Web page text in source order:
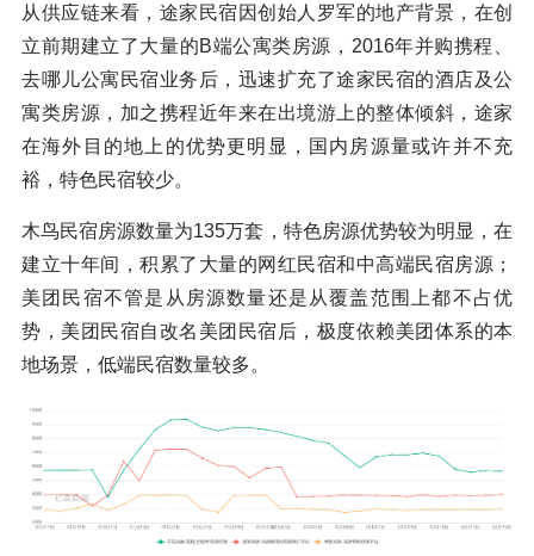
从供应链来看，途家民宿因创始人罗军的地产背景，在创
立前期建立了大量的B端公寓类房源，2016年并购携程、
去哪儿公寓民宿业务后，迅速扩充了途家民宿的酒店及公
寓类房源，加之携程近年来在出境游上的整体倾斜，途家
在海外目的地上的优势更明显，国内房源量或许并不充
裕，特色民宿较少。
木鸟民宿房源数量为135万套，特色房源优势较为明显，在
建立十年间，积累了大量的网红民宿和中高端民宿房源；
美团民宿不管是从房源数量还是从覆盖范围上都不占优
势，美团民宿自改名美团民宿后，极度依赖美团体系的本
地场景，低端民宿数量较多。